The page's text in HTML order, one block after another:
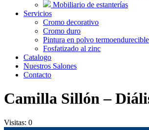
Mobiliario de estanterías
Servicios
Cromo decorativo
Cromo duro
Pintura en polvo termoendurecible
Fosfatizado al zinc
Catalogo
Nuestros Salones
Contacto
Camilla Sillón –
Visitas: 0